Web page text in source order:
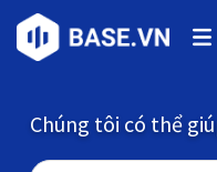
Chúng tôi có thể